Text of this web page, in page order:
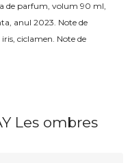
de parfum, volum 90 ml,
anul 2023. Note de
ciclamen. Note de
Les ombres